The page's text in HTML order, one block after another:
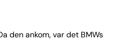
den ankom, var det BMWs